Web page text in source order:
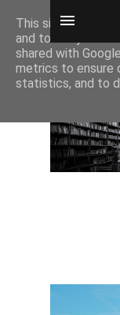
This site uses
and to analyze
shared with
metrics to ensure
statistics, and to